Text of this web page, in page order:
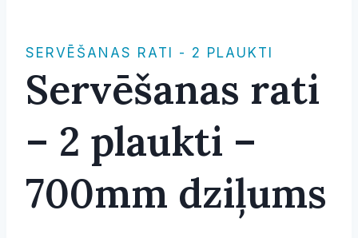
SERVĒŠANAS RATI - 2 PLAUKTI
Servēšanas rati
– 2 plaukti –
700mm dziļums